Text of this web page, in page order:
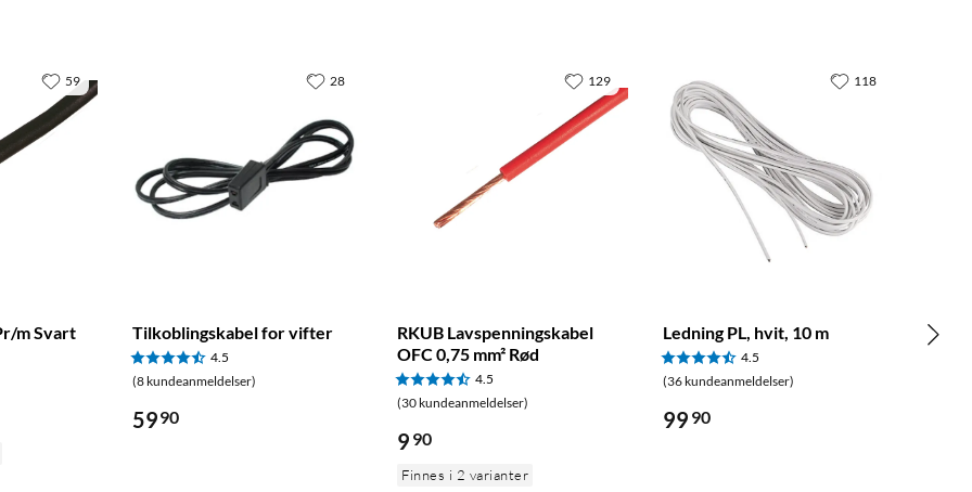
m Svart
59
Tilkoblingskabel for vifter
4.5
(8 kundeanmeldelser)
5990
28
RKUB Lavspenningskabel
OFC 0,75 mm² Rød
4.5
(30 kundeanmeldelser)
9 90
Finnes i 2 varianter
129
Ledning PL, hvit, 10 m
4.5
(36 kundeanmeldelser)
99 90
118